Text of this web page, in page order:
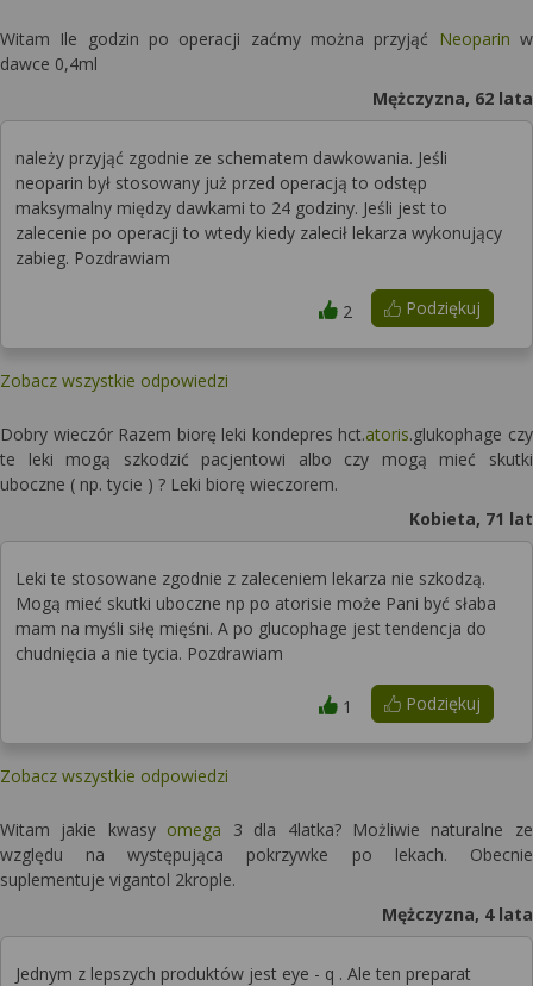
Witam Ile godzin po operacji zaćmy można przyjąć Neoparin w
dawce 0,4ml
Mężczyzna, 62 lata
należy przyjąć zgodnie ze schematem dawkowania. Jeśli
neoparin był stosowany już przed operacją to odstęp
maksymalny między dawkami to 24 godziny. Jeśli jest to
zalecenie po operacji to wtedy kiedy zalecił lekarza wykonujący
zabieg. Pozdrawiam
Podziękuj
2
Zobacz wszystkie odpowiedzi
Dobry wieczór Razem biorę leki kondepres hct.atoris.glukophage czy
te leki mogą szkodzić pacjentowi albo czy mogą mieć skutki
uboczne ( np. tycie ) ? Leki biorę wieczorem.
Kobieta, 71 lat
Leki te stosowane zgodnie z zaleceniem lekarza nie szkodzą.
Mogą mieć skutki uboczne np po atorisie może Pani być słaba
mam na myśli siłę mięśni. A po glucophage jest tendencja do
chudnięcia a nie tycia. Pozdrawiam
Podziękuj
1
Zobacz wszystkie odpowiedzi
Witam jakie kwasy omega 3 dla 4latka? Możliwie naturalne ze
względu na występująca pokrzywke po lekach. Obecnie
suplementuje vigantol 2krople.
Mężczyzna, 4 lata
Jednym z lepszych produktów jest eye - q . Ale ten preparat